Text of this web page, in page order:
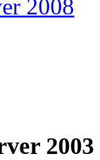
2008
2003